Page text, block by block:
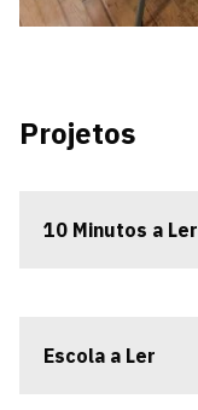
Projetos
10 Minutos a Ler
Escola a Ler